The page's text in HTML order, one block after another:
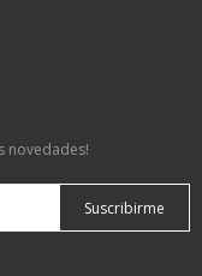
novedades!
Suscribirme